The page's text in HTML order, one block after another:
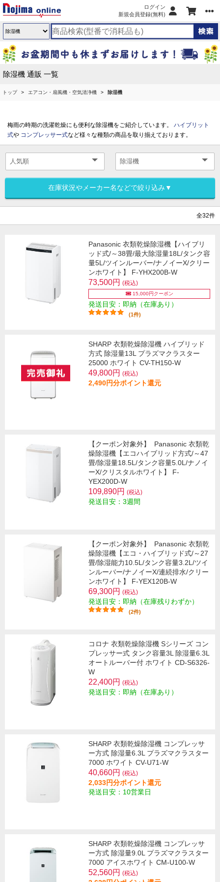
ログイン
新規会員登録(無料)
除湿機 通販 一覧
トップ エアコン・扇風機・空気清浄機 除湿機
梅雨の時期の洗濯乾燥にも便利な除湿機をご紹介しています。 ハイブリット
式や コンプレッサー式など様々な種類の商品を取り揃えております。
在庫状況やメーカー名などで絞り込み▼
全32件
Panasonic 衣類乾燥除湿機【ハイブリ
ッド式/～38畳/最大除湿量18L/タンク容
量5L/ツインルーバー/ナノイーX/クリー
ンホワイト】 F-YHX200B-W
73,500円 (税込)
15,000円クーポン
発送目安：即納（在庫あり）
(1件)
SHARP 衣類乾燥除湿機 ハイブリッド
方式 除湿量13L プラズマクラスター
25000 ホワイト CV-TH150-W
49,800円 (税込)
2,490円分ポイント還元
【クーポン対象外】
Panasonic 衣類乾
燥除湿機【エコハイブリッド方式/～47
畳/除湿量18.5L/タンク容量5.0L/ナノイ
ーX/クリスタルホワイト】 F-
YEX200D-W
109,890円 (税込)
発送目安：3週間
【クーポン対象外】
Panasonic 衣類乾
燥除湿機【エコ・ハイブリッド式/～27
畳/除湿能力10.5L/タンク容量3.2L/ツイ
ンルーバー/ナノイーX/連続排水/クリー
ンホワイト】 F-YEX120B-W
69,300円 (税込)
発送目安：即納（在庫残りわずか）
(2件)
コロナ 衣類乾燥除湿機 Sシリーズ コン
プレッサー式 タンク容量3L 除湿量6.3L
オートルーバー付 ホワイト CD-S6326-
W
22,400円 (税込)
発送目安：即納（在庫あり）
SHARP 衣類乾燥除湿機 コンプレッサ
ー方式 除湿量6.3L プラズマクラスター
7000 ホワイト CV-U71-W
40,660円 (税込)
2,033円分ポイント還元
発送目安：10営業日
SHARP 衣類乾燥除湿機 コンプレッサ
ー方式 除湿量9.0L プラズマクラスター
7000 アイスホワイト CM-U100-W
52,560円 (税込)